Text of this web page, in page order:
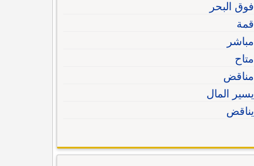
فوق البحر
قمة
مباشر
متاح
مناقض
يسير المال
يناقض